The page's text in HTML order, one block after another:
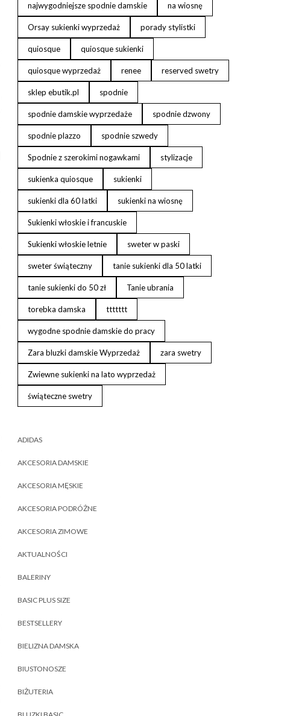
najwygodniejsze spodnie damskie na wiosnę
Orsay sukienki wyprzedaż porady stylistki
quiosque quiosque sukienki
quiosque wyprzedaż renee reserved swetry
sklep ebutik.pl spodnie
spodnie damskie wyprzedaże spodnie dzwony
spodnie plazzo spodnie szwedy
Spodnie z szerokimi nogawkami stylizacje
sukienka quiosque sukienki
sukienki dla 60 latki sukienki na wiosnę
Sukienki włoskie i francuskie
Sukienki włoskie letnie sweter w paski
sweter świąteczny tanie sukienki dla 50 latki
tanie sukienki do 50 zł Tanie ubrania
torebka damska ttttttt
wygodne spodnie damskie do pracy
Zara bluzki damskie Wyprzedaż zara swetry
Zwiewne sukienki na lato wyprzedaż
świąteczne swetry
ADIDAS
AKCESORIA DAMSKIE
AKCESORIA MĘSKIE
AKCESORIA PODRÓŻNE
AKCESORIA ZIMOWE
AKTUALNOŚCI
BALERINY
BASIC PLUS SIZE
BESTSELLERY
BIELIZNA DAMSKA
BIUSTONOSZE
BIŻUTERIA